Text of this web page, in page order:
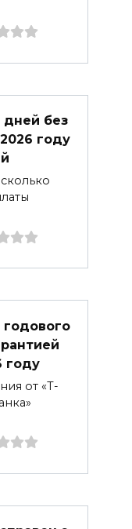
дней без
году
году
от «Т-